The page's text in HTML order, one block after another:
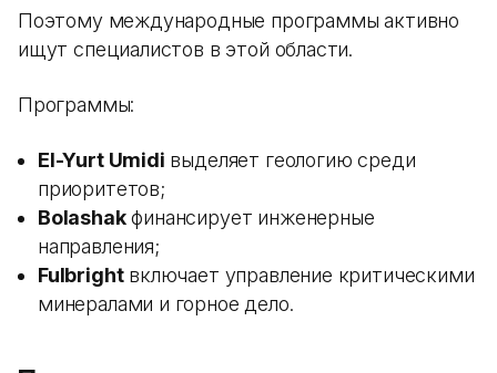
Поэтому международные программы активно
ищут специалистов в этой области.
Программы:
El-Yurt Umidi выделяет геологию среди
приоритетов;
Bolashakфинансирует инженерные
направления;
Fulbrightвключает управление критическими
минералами и горное дело.